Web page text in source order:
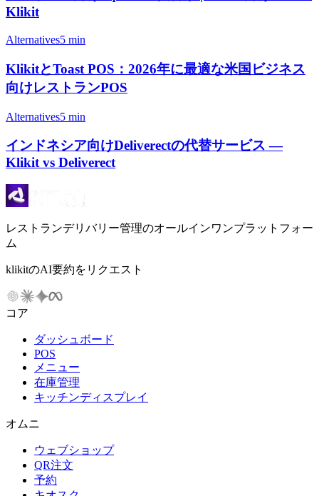
Klikit
Alternatives5 min
KlikitとToast POS：2026年に最適な米国ビジネス
向けレストランPOS
Alternatives5 min
インドネシア向けDeliverectの代替サービス —
Klikit vs Deliverect
レストランデリバリー管理のオールインワンプラットフォー
ム
klikitのAI要約をリクエスト
コア
ダッシュボード
POS
メニュー
在庫管理
キッチンディスプレイ
オムニ
ウェブショップ
QR注文
予約